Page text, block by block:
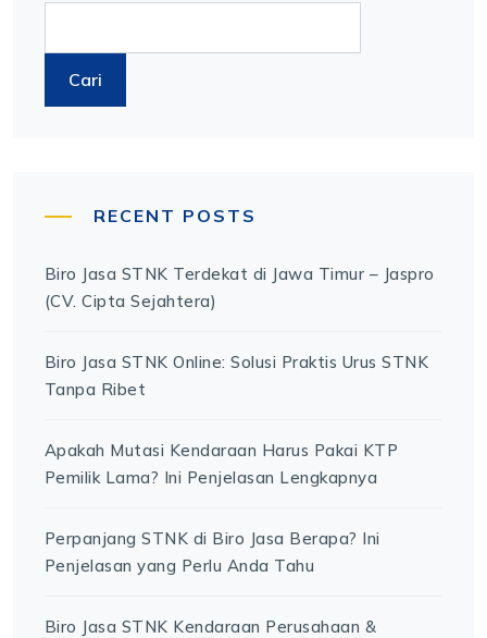
Cari
RECENT POSTS
Biro Jasa STNK Terdekat di Jawa Timur – Jaspro
(CV. Cipta Sejahtera)
Biro Jasa STNK Online: Solusi Praktis Urus STNK
Tanpa Ribet
Apakah Mutasi Kendaraan Harus Pakai KTP
Pemilik Lama? Ini Penjelasan Lengkapnya
Perpanjang STNK di Biro Jasa Berapa? Ini
Penjelasan yang Perlu Anda Tahu
Biro Jasa STNK Kendaraan Perusahaan &